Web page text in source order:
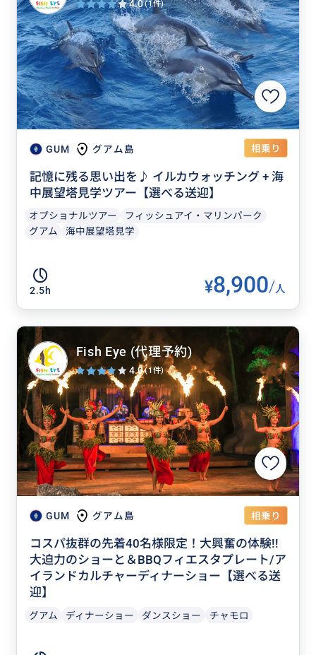
GUM グアム島 相乗り
記憶に残る思い出を♪ イルカウォッチング + 海
中展望塔見学ツアー【選べる送迎】
オプショナルツアー
フィッシュアイ・マリンパーク
グアム
海中展望塔見学
2.5h ¥8,900/人
4.0(1件)
GUM グアム島 相乗り
コスパ抜群の先着40名様限定！大興奮の体験!!
大迫力のショーと＆BBQフィエスタプレート/ア
イランドカルチャーディナーショー【選べる送
迎】
グアム ディナーショー ダンスショー チャモロ
Fish Eye (代理予約)
4.0(1件)